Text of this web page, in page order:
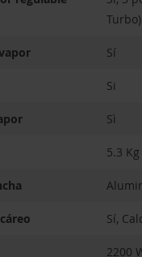
Turbo)
Sí
Si
Sì
5.3 Kg
Sí,
2200